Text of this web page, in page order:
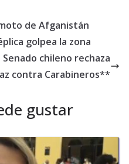
de Afganistán
golpea la zona
chileno rechaza
contra Carabineros**
gustar